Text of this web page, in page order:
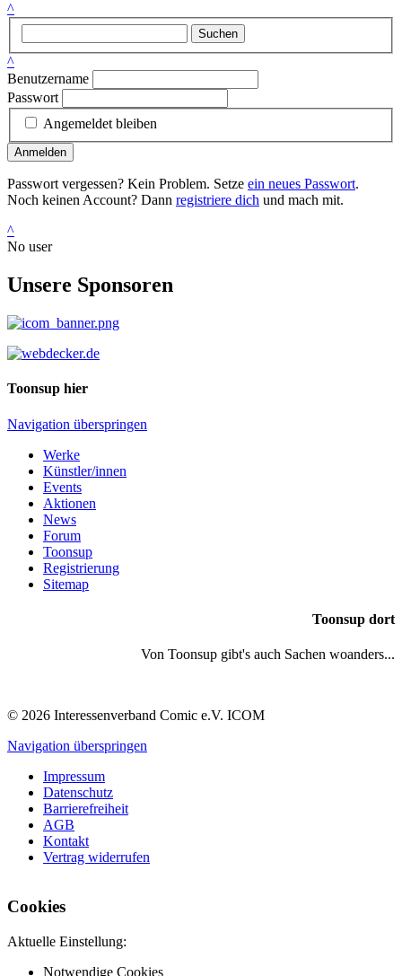
^
Suchen
^
Benutzername
Passwort
Angemeldet bleiben
Anmelden
Passwort vergessen? Kein Problem. Setze ein neues Passwort.
Noch keinen Account? Dann registriere dich und mach mit.
^
No user
Unsere Sponsoren
Toonsup hier
Navigation überspringen
Werke
Künstler/innen
Events
Aktionen
News
Forum
Toonsup
Registrierung
Sitemap
Toonsup dort
Von Toonsup gibt's auch Sachen woanders...
© 2026 Interessenverband Comic e.V. ICOM
Navigation überspringen
Impressum
Datenschutz
Barrierefreiheit
AGB
Kontakt
Vertrag widerrufen
Cookies
Aktuelle Einstellung:
Notwendige Cookies